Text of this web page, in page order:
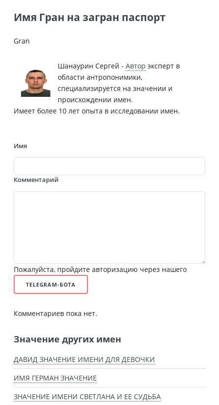
Имя Гран на загран паспорт
Gran
Шанаурин Сергей - Автор эксперт в
области антропонимики,
специализируется на значении и
происхождении имен.
Имеет более 10 лет опыта в исследовании имен.
Имя
Комментарий
Пожалуйста, пройдите авторизацию через нашего
TELEGRAM-БОТА
Комментариев пока нет.
Значение других имен
ДАВИД ЗНАЧЕНИЕ ИМЕНИ ДЛЯ ДЕВОЧКИ
ИМЯ ГЕРМАН ЗНАЧЕНИЕ
ЗНАЧЕНИЕ ИМЕНИ СВЕТЛАНА И ЕЕ СУДЬБА